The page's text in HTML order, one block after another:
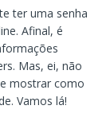
ter uma senha
Afinal, é
Mas, ei, não
mostrar como
Vamos lá!